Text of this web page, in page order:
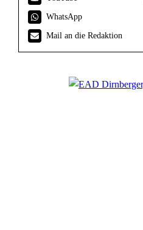
WhatsApp
Mail an die Redaktion